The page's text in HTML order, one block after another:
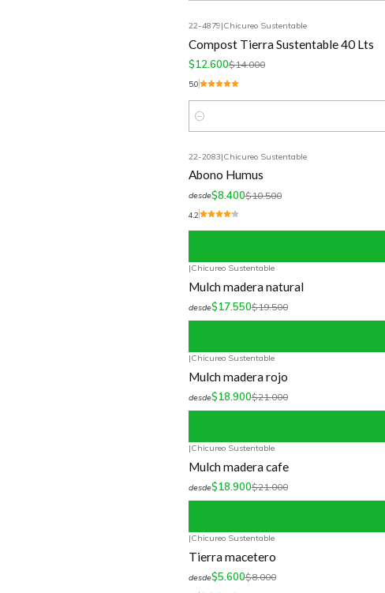
22-4879|Chicureo Sustentable
Compost Tierra Sustentable 40 Lts
$12.600$14.000
5.0
Cantidad
22-2083|Chicureo Sustentable
Abono Humus
desde$8.400$10.500
4.2
|Chicureo Sustentable
Mulch madera natural
desde$17.550$19.500
|Chicureo Sustentable
Mulch madera rojo
desde$18.900$21.000
|Chicureo Sustentable
Mulch madera cafe
desde$18.900$21.000
|Chicureo Sustentable
Tierra macetero
desde$5.600$8.000